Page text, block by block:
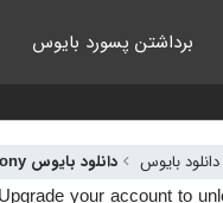
برداشتن پسورد بایوس
دانلود بایوس دانلود بایوس Sony